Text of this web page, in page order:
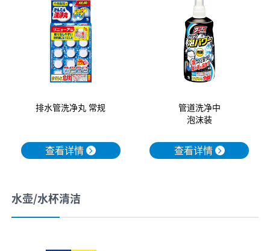
排水管洗净丸 常规
查看详情
管道洗净中
泡沫装
查看详情
水壶/水杯清洁